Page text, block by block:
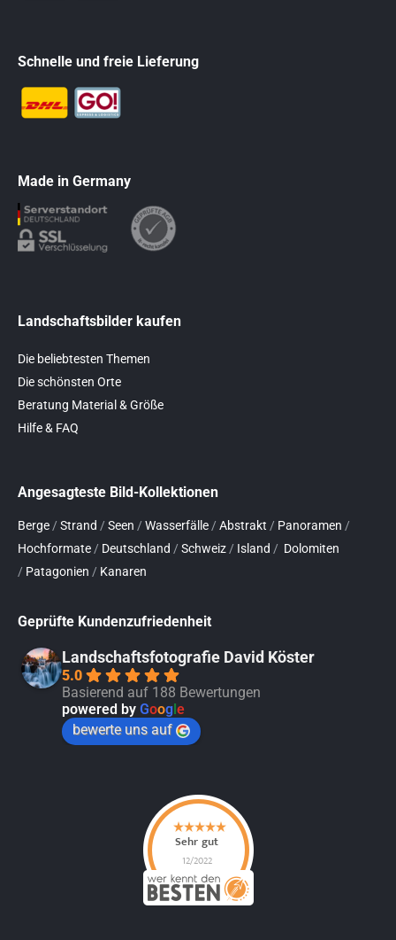
Schnelle und freie Lieferung
Made in Germany
Landschaftsbilder kaufen
Die beliebtesten Themen
Die schönsten Orte
Beratung Material & Größe
Hilfe & FAQ
Angesagteste Bild-Kollektionen
Berge/ Strand / Seen / Wasserfälle/ Abstrakt / Panoramen /
Hochformate/ Deutschland / Schweiz/ Island / Dolomiten
/ Patagonien / Kanaren
Geprüfte Kundenzufriedenheit
Landschaftsfotografie David Köster
5.0
Basierend auf 188 Bewertungen
powered by Goog e
bewerte uns auf